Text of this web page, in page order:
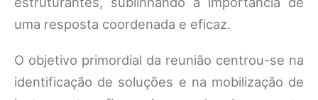
uma resposta coordenada e eficaz.
O objetivo primordial da reunião centrou-se na
identificação de soluções e na mobilização de